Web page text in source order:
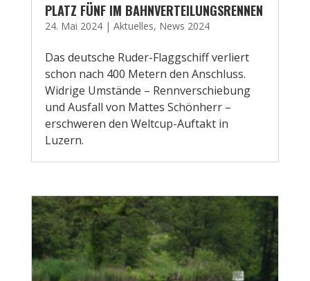
PLATZ FÜNF IM BAHNVERTEILUNGSRENNEN
24. Mai 2024| Aktuelles, News 2024
Das deutsche Ruder-Flaggschiff verliert
schon nach 400 Metern den Anschluss.
Widrige Umstände – Rennverschiebung
und Ausfall von Mattes Schönherr –
erschweren den Weltcup-Auftakt in
Luzern.